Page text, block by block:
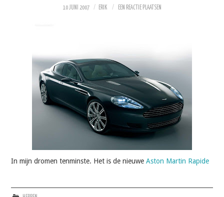
10 JUNI 2007 ERIK EEN REACTIE PLAATSEN
In mijn dromen tenminste. Het is de nieuweAston Martin Rapide